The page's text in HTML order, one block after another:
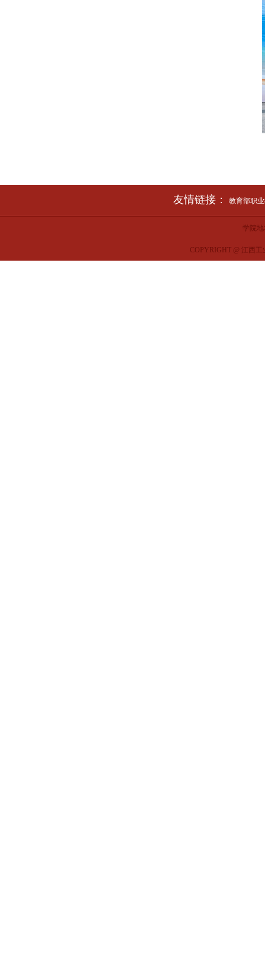
友情链接： 教育部职
学院
COPYRIGHT @ 江西工